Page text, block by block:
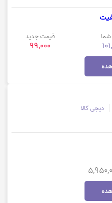
قیمت جدید
99,000
دیجی کالا